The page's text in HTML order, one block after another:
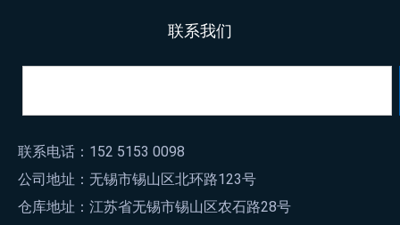
联系我们
联系电话：152 5153 0098
公司地址：无锡市锡山区北环路123号
仓库地址：江苏省无锡市锡山区农石路28号